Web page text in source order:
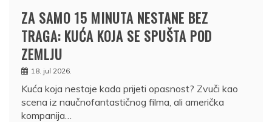
ZA SAMO 15 MINUTA NESTANE BEZ
TRAGA: KUĆA KOJA SE SPUŠTA POD
ZEMLJU
18. jul 2026.
Kuća koja nestaje kada prijeti opasnost? Zvuči kao
scena iz naučnofantastičnog filma, ali američka
kompanija…